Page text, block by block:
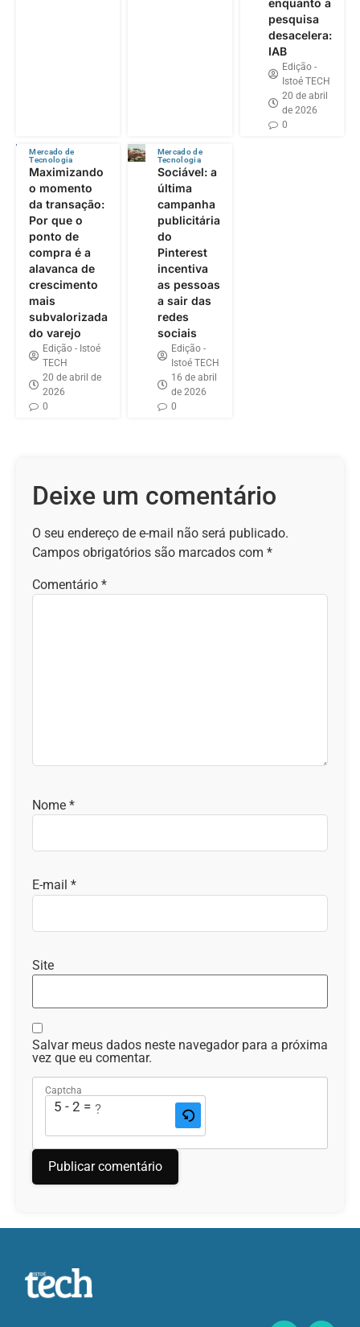
enquanto a
pesquisa
desacelera:
IAB
Edição -
Istoé TECH
20 de abril
de 2026
0
Mercado de
Tecnologia
Maximizando
o momento
da transação:
Por que o
ponto de
compra é a
alavanca de
crescimento
mais
subvalorizada
do varejo
Edição - Istoé
TECH
20 de abril de
2026
0
Mercado de
Tecnologia
Sociável: a
última
campanha
publicitária
do
Pinterest
incentiva
as pessoas
a sair das
redes
sociais
Edição -
Istoé TECH
16 de abril
de 2026
0
Deixe um comentário
O seu endereço de e-mail não será publicado.
Campos obrigatórios são marcados com *
Comentário *
Nome *
E-mail *
Site
Salvar meus dados neste navegador para a próxima
vez que eu comentar.
Captcha
5 - 2 = ?